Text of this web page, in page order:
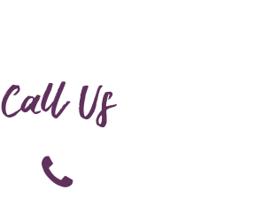
Call Us